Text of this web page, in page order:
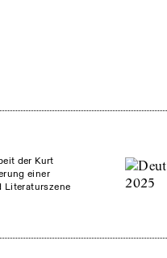
der Kurt
einer
Literaturszene